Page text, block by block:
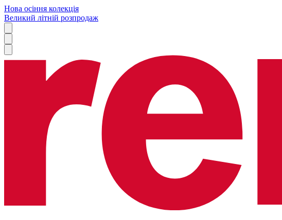
Нова осіння колекція
Великий літній розпродаж